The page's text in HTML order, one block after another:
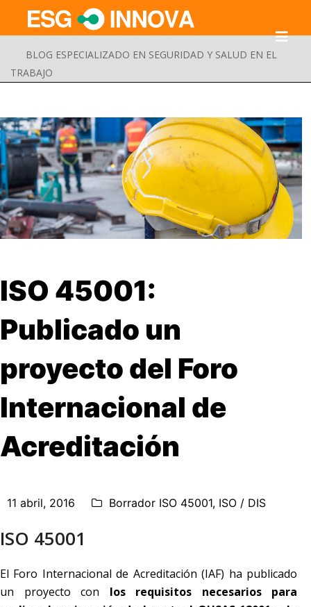
BLOG ESPECIALIZADO EN SEGURIDAD Y SALUD EN EL
TRABAJO
Buscar Enviar
ISO 45001:
Publicado un
proyecto del Foro
Internacional de
Acreditación
11 abril, 2016 Borrador ISO 45001, ISO / DIS
ISO 45001
El Foro Internacional de Acreditación (IAF) ha publicado
un proyecto con los requisitos necesarios para